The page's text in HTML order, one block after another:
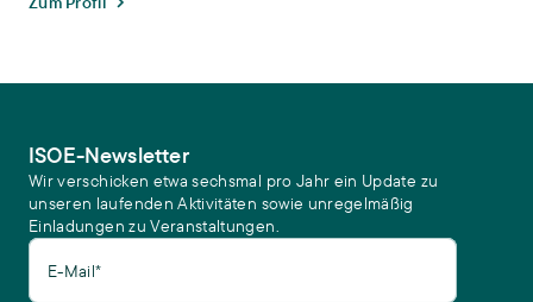
ISOE-Newsletter
Wir verschicken etwa sechsmal pro Jahr ein Update zu
unseren laufenden Aktivitäten sowie unregelmäßig
Einladungen zu Veranstaltungen.
E-Mail*